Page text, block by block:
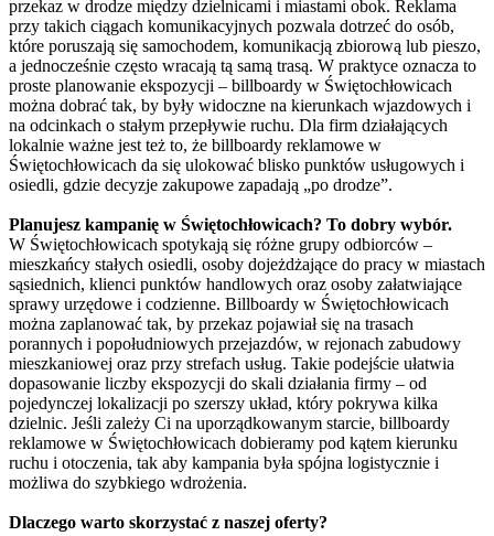
przekaz w drodze między dzielnicami i miastami obok. Reklama
przy takich ciągach komunikacyjnych pozwala dotrzeć do osób,
które poruszają się samochodem, komunikacją zbiorową lub pieszo,
a jednocześnie często wracają tą samą trasą. W praktyce oznacza to
proste planowanie ekspozycji – billboardy w Świętochłowicach
można dobrać tak, by były widoczne na kierunkach wjazdowych i
na odcinkach o stałym przepływie ruchu. Dla firm działających
lokalnie ważne jest też to, że billboardy reklamowe w
Świętochłowicach da się ulokować blisko punktów usługowych i
osiedli, gdzie decyzje zakupowe zapadają „po drodze”.
Planujesz kampanię w Świętochłowicach? To dobry wybór.
W Świętochłowicach spotykają się różne grupy odbiorców –
mieszkańcy stałych osiedli, osoby dojeżdżające do pracy w miastach
sąsiednich, klienci punktów handlowych oraz osoby załatwiające
sprawy urzędowe i codzienne. Billboardy w Świętochłowicach
można zaplanować tak, by przekaz pojawiał się na trasach
porannych i popołudniowych przejazdów, w rejonach zabudowy
mieszkaniowej oraz przy strefach usług. Takie podejście ułatwia
dopasowanie liczby ekspozycji do skali działania firmy – od
pojedynczej lokalizacji po szerszy układ, który pokrywa kilka
dzielnic. Jeśli zależy Ci na uporządkowanym starcie, billboardy
reklamowe w Świętochłowicach dobieramy pod kątem kierunku
ruchu i otoczenia, tak aby kampania była spójna logistycznie i
możliwa do szybkiego wdrożenia.
Dlaczego warto skorzystać z naszej oferty?